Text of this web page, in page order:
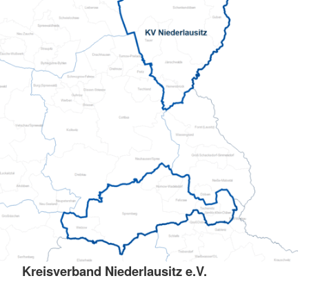
Kreisverband Niederlausitz e.V.